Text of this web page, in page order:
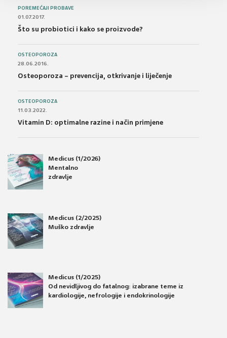
POREMEĆAJI PROBAVE
01.07.2017.
Što su probiotici i kako se proizvode?
OSTEOPOROZA
28.06.2016.
Osteoporoza – prevencija, otkrivanje i liječenje
OSTEOPOROZA
11.03.2022.
Vitamin D: optimalne razine i način primjene
Medicus (1/2026)
Mentalno
zdravlje
Medicus (2/2025)
Muško zdravlje
Medicus (1/2025)
Od nevidljivog do fatalnog: izabrane teme iz
kardiologije, nefrologije i endokrinologije